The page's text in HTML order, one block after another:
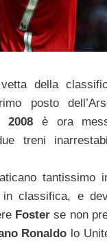
della
posto
2008è ora
treni
tantissimo
in classifica, e
Foster se non
Ronaldo lo